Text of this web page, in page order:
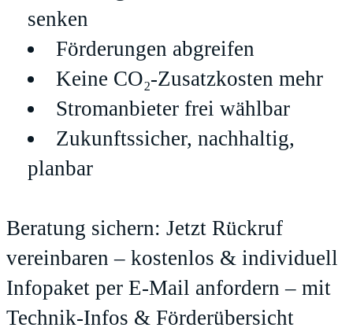
senken
Förderungen abgreifen
Keine CO₂-Zusatzkosten mehr
Stromanbieter frei wählbar
Zukunftssicher, nachhaltig,
planbar
Beratung sichern: Jetzt Rückruf
vereinbaren – kostenlos & individuell
Infopaket per E-Mail anfordern – mit
Technik-Infos & Förderübersicht